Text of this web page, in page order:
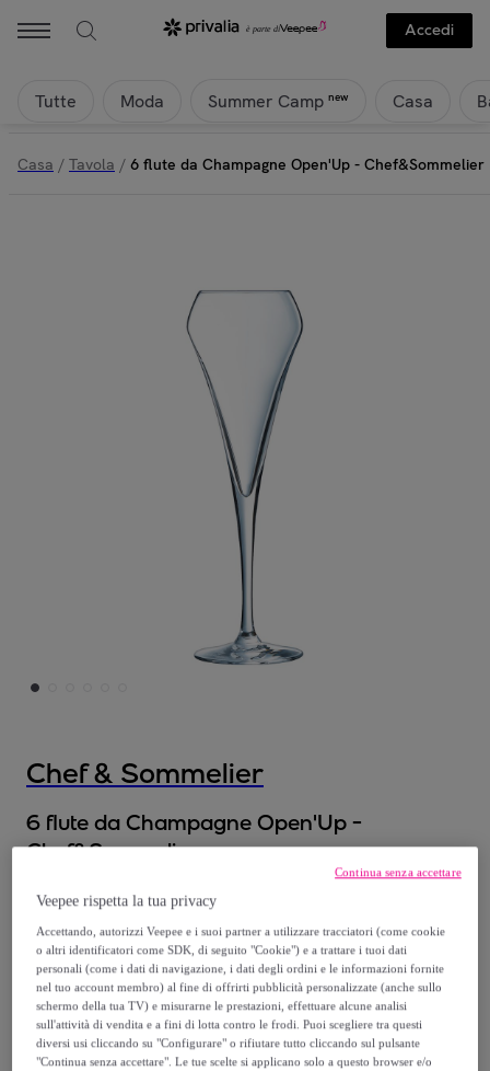
Accedi
Tutte Moda Summer Camp new Casa
Casa / Tavola / 6 flute da Champagne Open'Up - Chef&Sommelier
Chef & Sommelier
6 flute da Champagne Open'Up -
Chef&Sommelier
6 flute da Champagne Open'Up -
Chef&Sommelier
40,80 €
51,00 €
-20%
Veepee rispetta la tua privacy
Accettando, autorizzi Veepee e i suoi partner a utilizzare tracciatori (come cookie
o altri identificatori come SDK, di seguito "Cookie") e a trattare i tuoi dati
personali (come i dati di navigazione, i dati degli ordini e le informazioni fornite
nel tuo account membro) al fine di offrirti pubblicità personalizzate (anche sullo
schermo della tua TV) e misurarne le prestazioni, effettuare alcune analisi
sull'attività di vendita e a fini di lotta contro le frodi. Puoi scegliere tra questi
diversi usi cliccando su "Configurare" o rifiutare tutto cliccando sul pulsante
"Continua senza accettare". Le tue scelte si applicano solo a questo browser e/o
Continua senza accettare